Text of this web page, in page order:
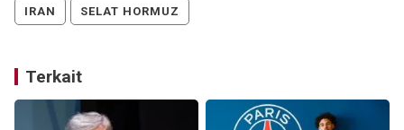
IRAN SELAT HORMUZ
Terkait